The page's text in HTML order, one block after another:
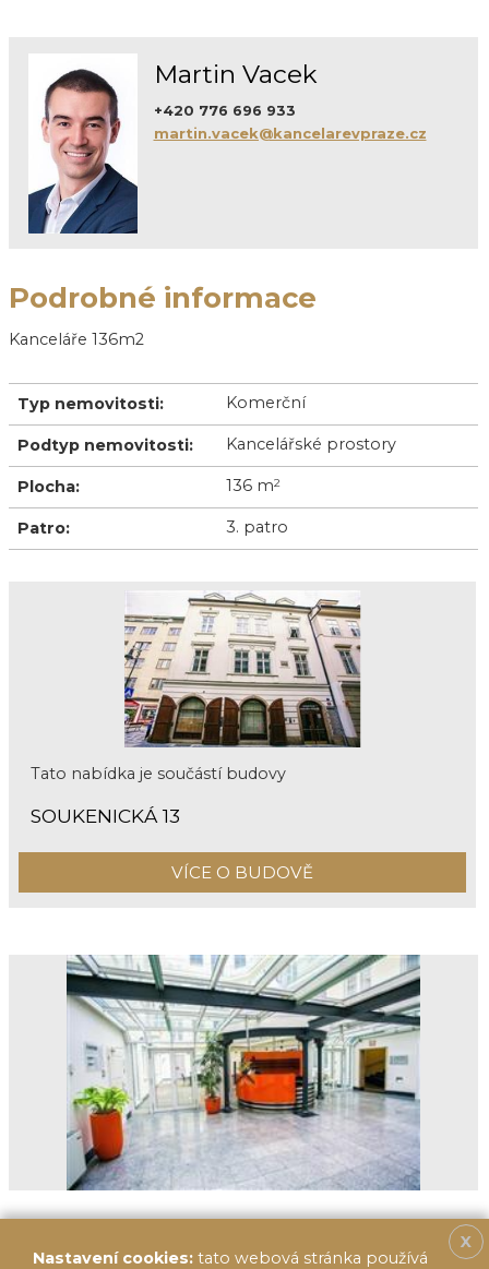
Martin Vacek
+420 776 696 933
martin.vacek@kancelarevpraze.cz
Podrobné informace
Kanceláře 136m2
Typ nemovitosti: Komerční
Podtyp nemovitosti: Kancelářské prostory
Plocha: 136 m2
Patro: 3. patro
Tato nabídka je součástí budovy
SOUKENICKÁ 13
VÍCE O BUDOVĚ
X
Nastavení cookies: tato webová stránka používá